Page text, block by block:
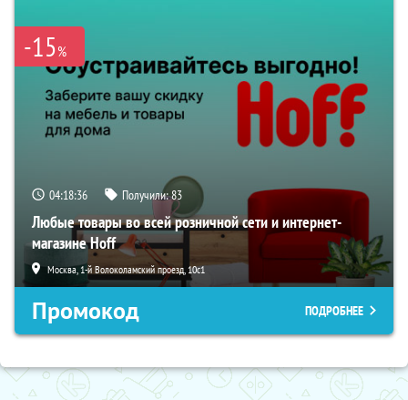
-15%
04:18:35 Получили:83
Любые товары во всей розничной сети и интернет-
магазине Hoff
Москва, 1-й Волоколамский проезд, 10с1
Промокод ПОДРОБНЕЕ